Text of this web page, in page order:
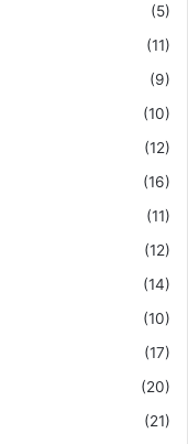
(5)
(11)
(9)
(10)
(12)
(16)
(11)
(12)
(14)
(10)
(17)
(20)
(21)